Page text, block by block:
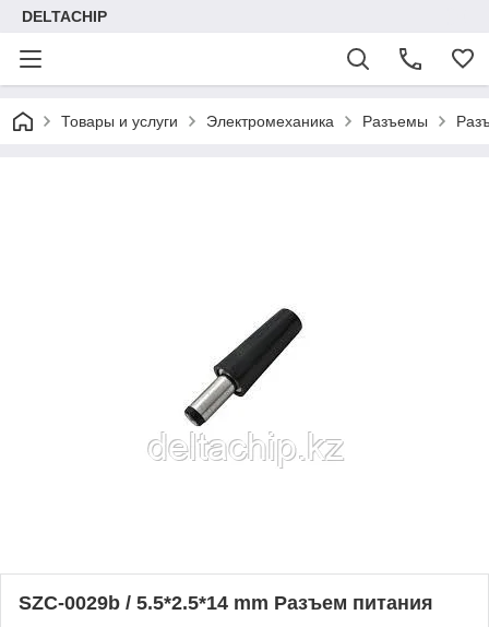
DELTACHIP
Товары и услуги Электромеханика Разъемы
SZC-0029b / 5.5*2.5*14 mm Разъем питания